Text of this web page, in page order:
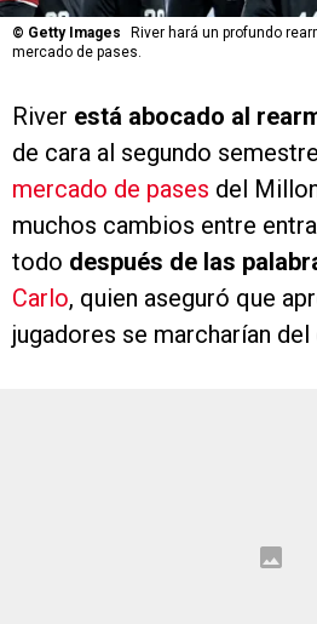
© Getty Images
River hará un profundo
mercado de pases.
River está abocado al
de cara al segundo
mercado de pases del
muchos cambios entre
todo después de las
Carlo, quien aseguró que
jugadores se marcharían del